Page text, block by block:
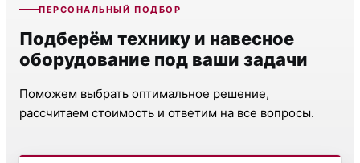
ПЕРСОНАЛЬНЫЙ ПОДБОР
Подберём технику и навесное
оборудование под ваши задачи
Поможем выбрать оптимальное решение,
рассчитаем стоимость и ответим на все вопросы.